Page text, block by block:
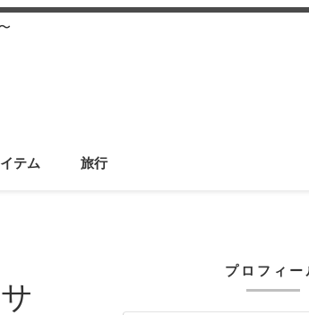
テム 旅行
プロフィー